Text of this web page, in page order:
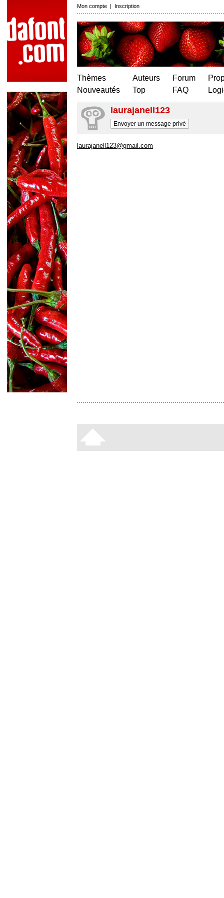
Mon compte | Inscription
Thèmes
Nouveautés
Auteurs
Top
Forum
FAQ
laurajanell123
Envoyer un message privé
laurajanell123@gmail.com